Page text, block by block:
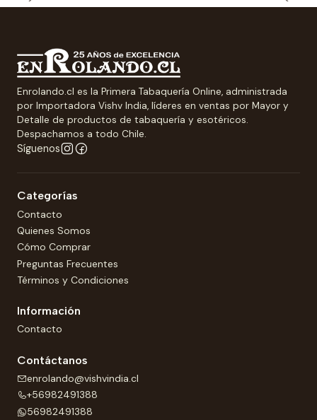
Enrolando.cl es la Primera Tabaquería Online, administrada
por Importadora Vishv India, líderes en ventas por Mayor y
Detalle de productos de tabaquería y esotéricos.
Despachamos a todo Chile.
Síguenos
Categorías
Contacto
Quienes Somos
Cómo Comprar
Preguntas Frecuentes
Términos y Condiciones
Información
Contacto
Contáctanos
enrolando@vishvindia.cl
+56982491388
56982491388